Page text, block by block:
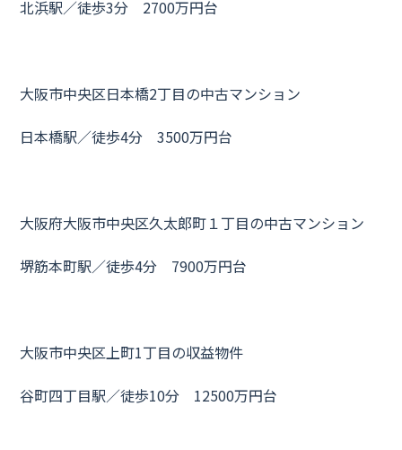
北浜駅／徒歩3分 2700万円台
大阪市中央区日本橋2丁目の中古マンション
日本橋駅／徒歩4分 3500万円台
大阪府大阪市中央区久太郎町１丁目の中古マンション
堺筋本町駅／徒歩4分 7900万円台
大阪市中央区上町1丁目の収益物件
谷町四丁目駅／徒歩10分 12500万円台